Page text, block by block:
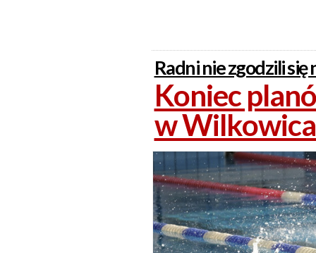
Radni nie zgodzili się
Koniec
w